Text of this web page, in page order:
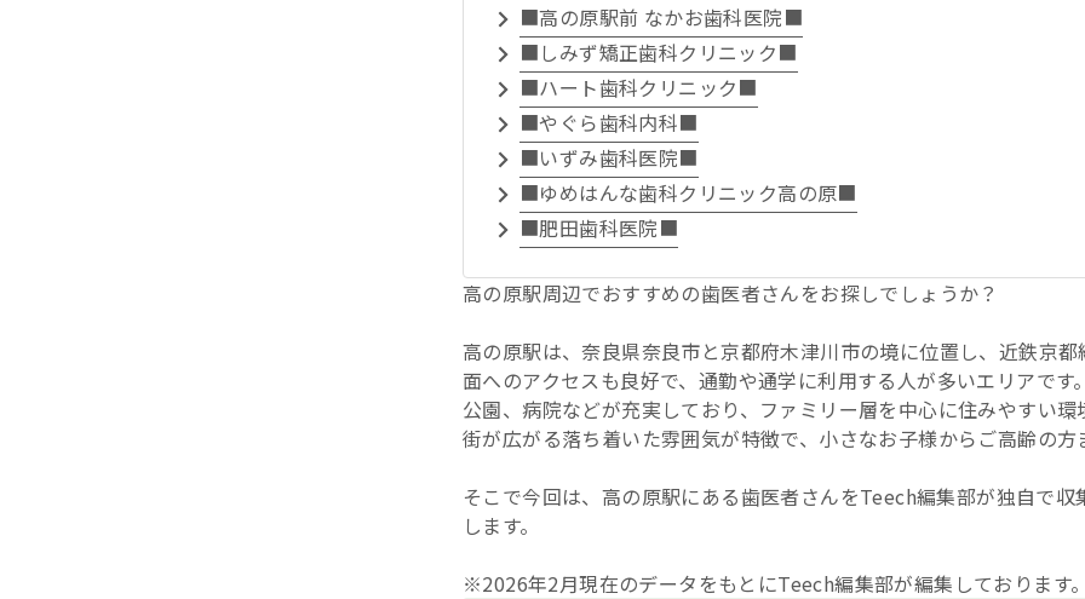
■高の原駅前 なかお歯科医院■
■しみず矯正歯科クリニック■
■ハート歯科クリニック■
■やぐら歯科内科■
■いずみ歯科医院■
■ゆめはんな歯科クリニック高の原■
■肥田歯科医院■
高の原駅周辺でおすすめの歯医者さんをお探しでしょうか？
高の原駅は、奈良県奈良市と京都府木津川市の境に位置し、近鉄京
面へのアクセスも良好で、通勤や通学に利用する人が多いエリアで
公園、病院などが充実しており、ファミリー層を中心に住みやすい
街が広がる落ち着いた雰囲気が特徴で、小さなお子様からご高齢の
そこで今回は、高の原駅にある歯医者さんをTeech編集部が独自で
します。
※2026年2月現在のデータをもとにTeech編集部が編集しております